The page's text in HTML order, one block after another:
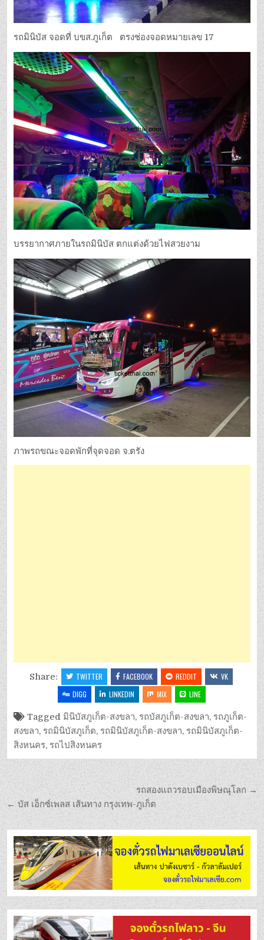
รถมินิบัส จอดที่ บขส.ภูเก็ต ตรงช่องจอดหมายเลข 17
บรรยากาศภายในรถมินิบัส ตกแต่งด้วยไฟสวยงาม
ภาพรถขณะจอดพักที่จุดจอด จ.ตรัง
Share: TWITTER FACEBOOK REDDIT
VK
DIGG
LINKEDIN MIX LINE
Tagged มินิบัสภูเก็ต-สงขลา, รถบัสภูเก็ต-สงขลา, รถภูเก็ต-
สงขลา, รถมินิบัสภูเก็ต, รถมินิบัสภูเก็ต-สงขลา, รถมินิบัสภูเก็ต-
สิงหนคร, รถไปสิงหนคร
รถสองแถวรอบเมืองพิษณุโลก →
← บัส เอ็กซ์เพลส เส้นทาง กรุงเทพ-ภูเก็ต